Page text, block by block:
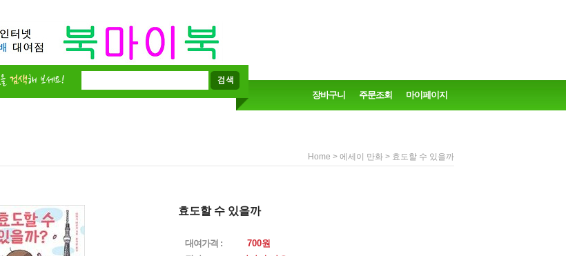
장바구니 주문조회 마이페이지
Home > 에세이 만화 > 효도할 수 있을까
효도할 수 있을까
대여가격 : 700원